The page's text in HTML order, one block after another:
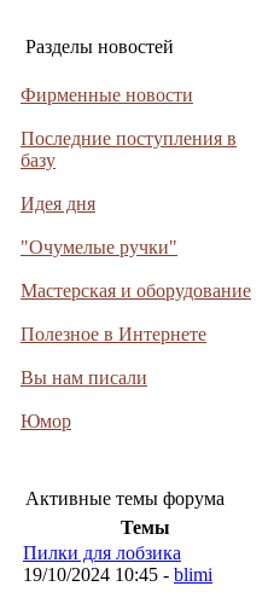
Разделы новостей
Фирменные новости
Последние поступления в
базу
Идея дня
"Очумелые ручки"
Мастерская и оборудование
Полезное в Интернете
Вы нам писали
Юмор
Активные темы форума
Темы
Пилки для лобзика
19/10/2024 10:45 - blimi